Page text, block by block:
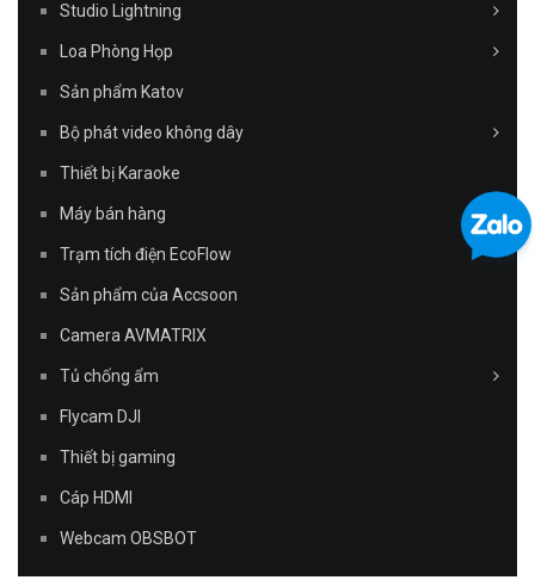
Studio Lightning
Loa Phòng Họp
Sản phẩm Katov
Bộ phát video không dây
Thiết bị Karaoke
Máy bán hàng
Trạm tích điện EcoFlow
Sản phẩm của Accsoon
Camera AVMATRIX
Tủ chống ẩm
Flycam DJI
Thiết bị gaming
Cáp HDMI
Webcam OBSBOT